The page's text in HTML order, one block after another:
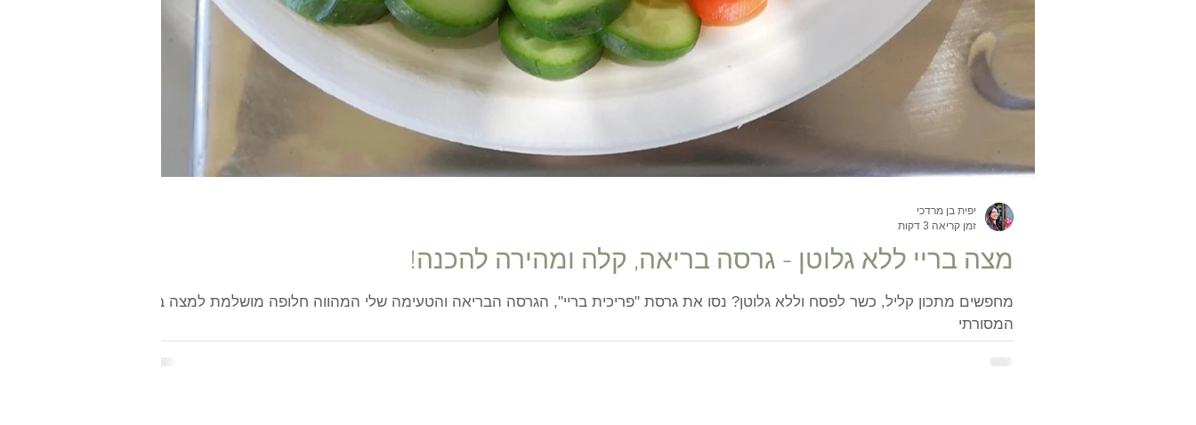
מצה בריי ללא גלוטן - גרסה בריאה, קלה ומהירה להכנה!
מחפשים מתכון קליל, כשר לפסח וללא גלוטן? נסו את גרסת "פריכית בריי", הגרסה הבריאה והטעימה שלי המהווה חלופה מושלמת למצה בריי
המסורתי
יפית בן מרדכי
זמן קריאה 3 דקות